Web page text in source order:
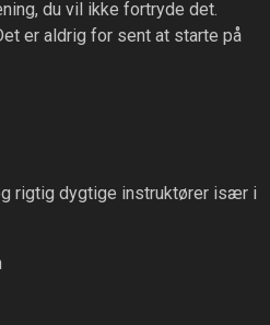
du vil ikke fortryde det.
er aldrig for sent at starte på
rigtig dygtige instruktører især i